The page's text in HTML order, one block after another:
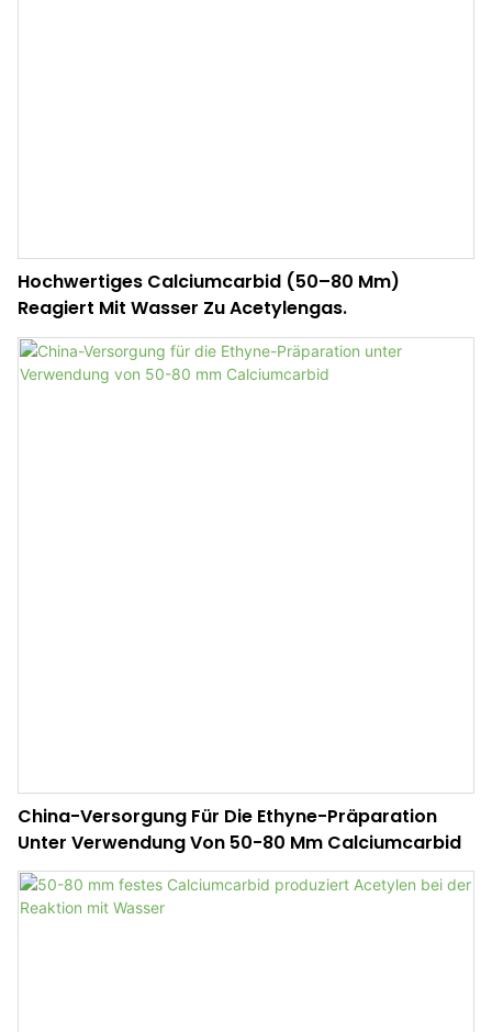
Hochwertiges Calciumcarbid (50–80 Mm)
Reagiert Mit Wasser Zu Acetylengas.
China-Versorgung Für Die Ethyne-Präparation
Unter Verwendung Von 50-80 Mm Calciumcarbid